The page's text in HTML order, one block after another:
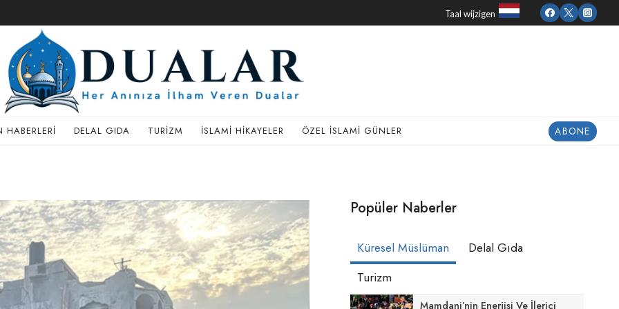
Taal wijzigen
HABERLERI DELAL GIDA TURIZM İSLAMI HIKAYELER ÖZEL İSLAMI GÜNLER ABONE
Popüler Naberler
Küresel Müslüman
Delal Gıda
Turizm
Mamdani’nin Enerjisi Ve İlerici